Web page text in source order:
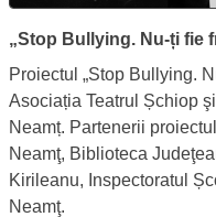
Prezentare proiect
Proiect
Teatrul Șchiop
„Stop Bullying. Nu-ți fie
Proiectul „Stop Bullying.
Asociația Teatrul Șchiop
Neamț. Partenerii
Neamţ, Biblioteca
Kirileanu, Inspectoratul
Neamţ.